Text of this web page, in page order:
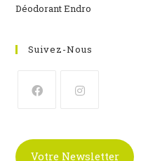
Déodorant Endro
Suivez-Nous
un
un
Votre Newsletter